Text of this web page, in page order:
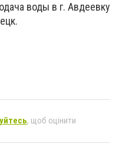
воды в г. Авдеевку
, щоб оцінити